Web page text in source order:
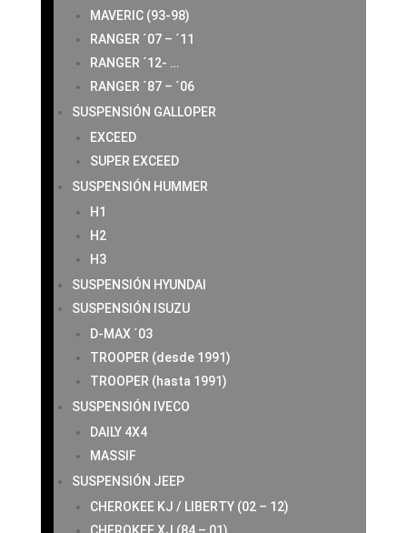
MAVERIC (93-98)
RANGER ´07 – ´11
RANGER ´12- …
RANGER ´87 – ´06
SUSPENSIÓN GALLOPER
EXCEED
SUPER EXCEED
SUSPENSIÓN HUMMER
H1
H2
H3
SUSPENSIÓN HYUNDAI
SUSPENSIÓN ISUZU
D-MAX ´03
TROOPER (desde 1991)
TROOPER (hasta 1991)
SUSPENSIÓN IVECO
DAILY 4X4
MASSIF
SUSPENSIÓN JEEP
CHEROKEE KJ / LIBERTY (02 – 12)